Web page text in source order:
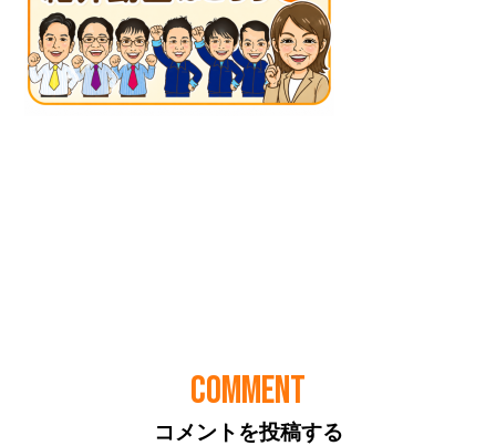
COMMENT
コメントを投稿する